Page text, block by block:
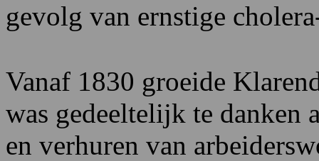
gevolg van ernstige
Vanaf 1830 groeide
was gedeeltelijk te danken
en verhuren van